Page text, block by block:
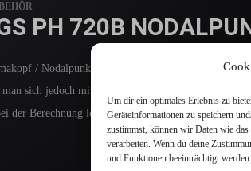
Um dir ein optimales Erlebnis zu
Geräteinformationen zu speichern
zustimmst, können wir Daten wie
verarbeiten. Wenn du deine
und Funktionen beeinträchtigt werden.
PH 720B
/ Nodalpunktadapter Ein Panorama, aus der
sich jedoch mit der Fotografie von
der Berechnung leider reichlich geben) erstellen